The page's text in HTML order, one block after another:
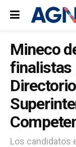
Mineco
finalistas
Los candidatos